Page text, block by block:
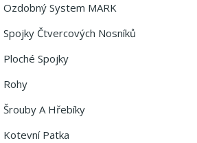
Ozdobný System MARK
Spojky Čtvercových Nosníků
Ploché Spojky
Rohy
Šrouby A Hřebíky
Kotevní Patka